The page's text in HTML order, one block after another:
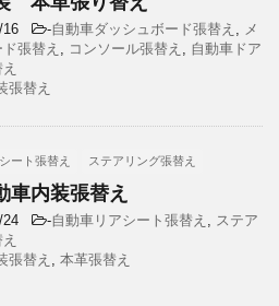
16 -自動車ダッシュボード張替え , メ
張替え , コンソール張替え , 自動車ドア
張替え
ート張替え ステアリング張替え
車内装張替え
24 -自動車リアシート張替え , ステア
張替え , 本革張替え